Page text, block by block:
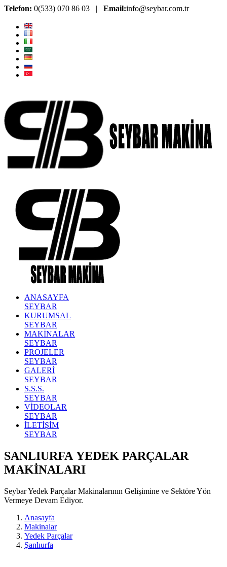
Telefon: 0(533) 070 86 03 | Email:info@seybar.com.tr
ANASAYFA
SEYBAR
KURUMSAL
SEYBAR
MAKİNALAR
SEYBAR
PROJELER
SEYBAR
GALERİ
SEYBAR
S.S.S.
SEYBAR
VİDEOLAR
SEYBAR
İLETİŞİM
SEYBAR
SANLIURFA YEDEK PARÇALAR
MAKİNALARI
Seybar Yedek Parçalar Makinalarının Gelişimine ve Sektöre Yön
Vermeye Devam Ediyor.
Anasayfa
Makinalar
Yedek Parçalar
Şanlıurfa